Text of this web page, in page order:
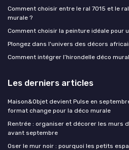
Comment choisir entre le ral 7015 et le
murale ?
Comment choisir la peinture idéale pour
Plongez dans l'univers des décors
Comment intégrer l’hirondelle déco
Les derniers articles
Maison&Objet devient Pulse en
format change pour la déco murale
Rentrée : organiser et décorer les murs
avant septembre
Oser le mur noir : pourquoi les petits